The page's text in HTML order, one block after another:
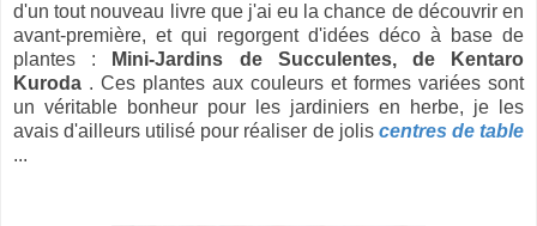
d'un tout nouveau livre que j'ai eu la chance de découvrir en
avant-première, et qui regorgent d'idées déco à base de
plantes :
Mini-Jardins de Succulentes, de Kentaro
Kuroda . Ces plantes aux couleurs et formes variées sont
un véritable bonheur pour les jardiniers en herbe, je les
avais d'ailleurs utilisé pour réaliser de jolis centres de table
...